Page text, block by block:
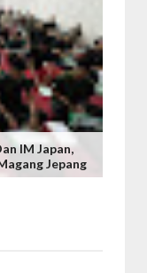
IM Japan,
Jepang